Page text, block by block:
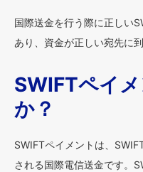
国際送金を行う際に正しい
あり、資金が正しい宛先に
SWIFTペイ
か？
SWIFTペイメントは、
される国際電信送金です。